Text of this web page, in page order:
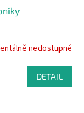
nedostupné
DETAIL